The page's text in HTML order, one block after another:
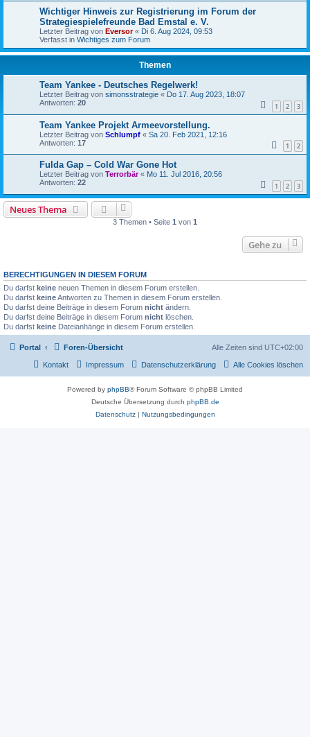
Wichtiger Hinweis zur Registrierung im Forum der
Strategiespielefreunde Bad Emstal e. V.
Letzter Beitrag von Eversor« Di 6. Aug 2024, 09:53
Verfasst in Wichtiges zum Forum
Themen
Team Yankee - Deutsches Regelwerk!
Letzter Beitrag von simonsstrategie « Do 17. Aug 2023, 18:07
Antworten: 20 1 2 3
Team Yankee Projekt Armeevorstellung.
Letzter Beitrag von Schlumpf « Sa 20. Feb 2021, 12:16
Antworten: 17 1 2
Fulda Gap – Cold War Gone Hot
Letzter Beitrag von Terrorbär« Mo 11. Jul 2016, 20:56
Antworten: 22 1 2 3
Neues Thema
3 Themen • Seite 1 von 1
Gehe zu
BERECHTIGUNGEN IN DIESEM FORUM
Du darfst keine neuen Themen in diesem Forum erstellen.
Du darfst keineAntworten zu Themen in diesem Forum erstellen.
Du darfst deine Beiträge in diesem Forum nicht ändern.
Du darfst deine Beiträge in diesem Forum nicht löschen.
Du darfst keine Dateianhänge in diesem Forum erstellen.
Portal Foren-Übersicht Alle Zeiten sind UTC+02:00
Alle Cookies löschen
Datenschutzerklärung
Impressum
Kontakt
Powered by phpBB® Forum Software © phpBB Limited
Deutsche Übersetzung durch phpBB.de
Datenschutz| Nutzungsbedingungen